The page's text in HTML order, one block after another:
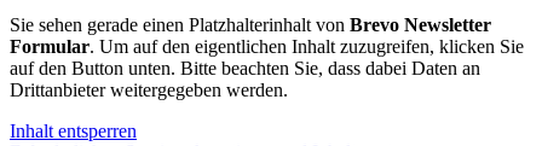
Sie sehen gerade einen Platzhalterinhalt von Brevo Newsletter
Formular. Um auf den eigentlichen Inhalt zuzugreifen, klicken Sie
auf den Button unten. Bitte beachten Sie, dass dabei Daten an
Drittanbieter weitergegeben werden.
Inhalt entsperren